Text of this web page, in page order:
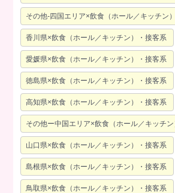
その他-四国エリア×飲食（ホール／キッチン
香川県×飲食（ホール／キッチン）・接客系
愛媛県×飲食（ホール／キッチン）・接客系
徳島県×飲食（ホール／キッチン）・接客系
高知県×飲食（ホール／キッチン）・接客系
その他ー中国エリア×飲食（ホール／キッチ
山口県×飲食（ホール／キッチン）・接客系
島根県×飲食（ホール／キッチン）・接客系
鳥取県×飲食（ホール／キッチン）・接客系